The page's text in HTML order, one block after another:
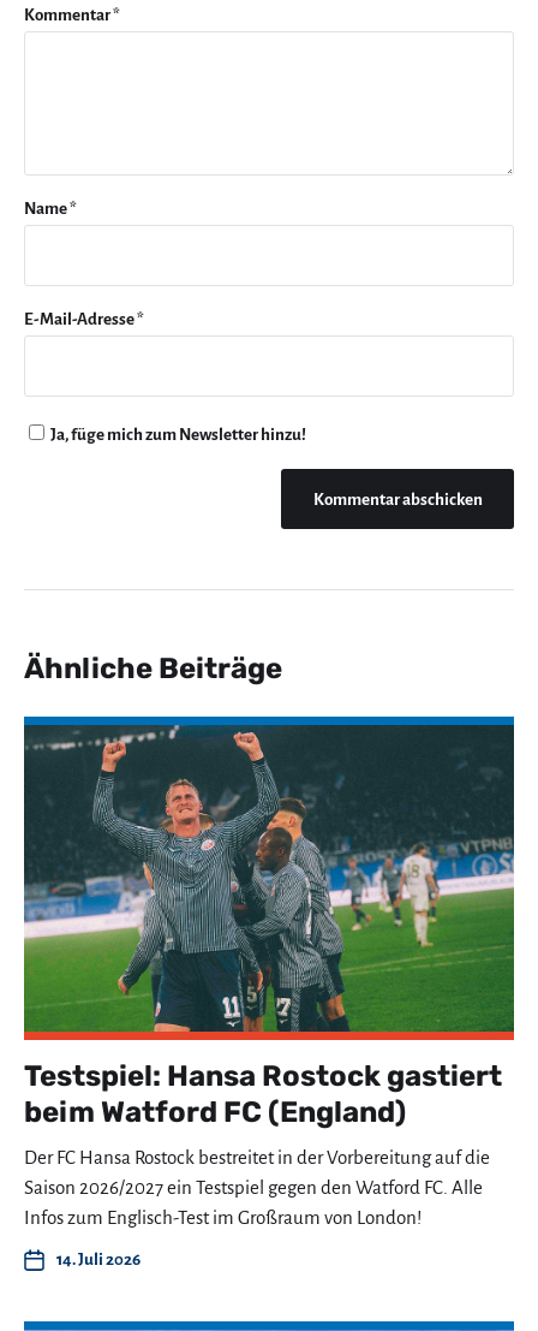
Kommentar*
Name*
E-Mail-Adresse*
Ja, füge mich zum Newsletter hinzu!
Ähnliche Beiträge
Testspiel: Hansa Rostock gastiert
beim Watford FC (England)
Der FC Hansa Rostock bestreitet in der Vorbereitung auf die
Saison 2026/2027 ein Testspiel gegen den Watford FC. Alle
Infos zum Englisch-Test im Großraum von London!
14. Juli 2026